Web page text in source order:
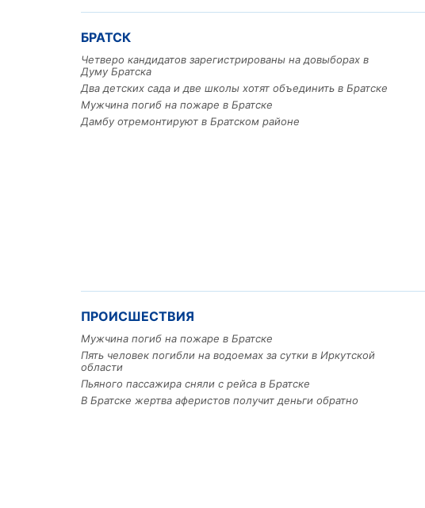
БРАТСК
Четверо кандидатов зарегистрированы на довыборах в
Думу Братска
Два детских сада и две школы хотят объединить в Братске
Мужчина погиб на пожаре в Братске
Дамбу отремонтируют в Братском районе
ПРОИСШЕСТВИЯ
Мужчина погиб на пожаре в Братске
Пять человек погибли на водоемах за сутки в Иркутской
области
Пьяного пассажира сняли с рейса в Братске
В Братске жертва аферистов получит деньги обратно